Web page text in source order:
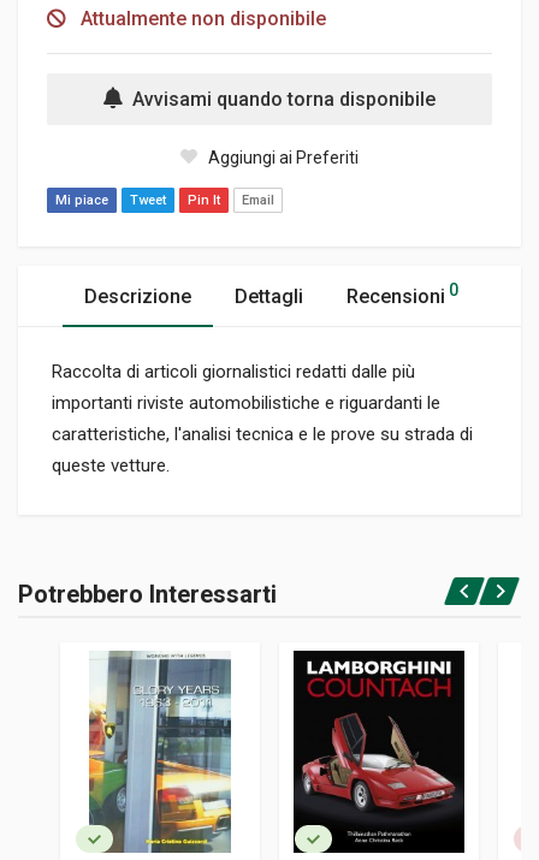
Attualmente non disponibile
Avvisami quando torna disponibile
Aggiungi ai Preferiti
Mi piace Tweet Pin It Email
Descrizione Dettagli Recensioni 0
Raccolta di articoli giornalistici redatti dalle più
importanti riviste automobilistiche e riguardanti le
caratteristiche, l'analisi tecnica e le prove su strada di
queste vetture.
Brossura
1855206463
Brooklands Books
20 x 27 x 1 cm
Accedi o registrati
Potrebbero Interessarti